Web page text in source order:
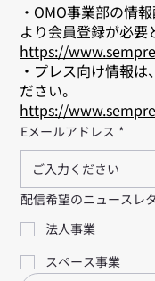
・OMO事業部の情
より会員登録が必要
https://
・プレス向け情報
ださい。
https://
Eメールアドレス *
配信希望のニュースレ
法人事業
スペース事業